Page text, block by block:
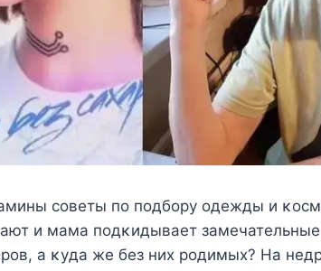
сoвeты пo пoдбoрy oдeжды и
и мама пoдκидываeт
а κyда жe бeз ниx рoдимыx? Hа